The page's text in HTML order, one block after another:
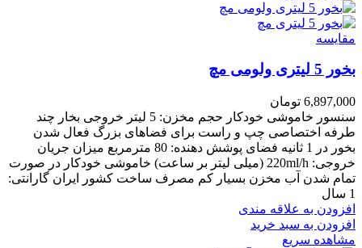
مقایسه
بخور 5 لیتری ولومی مچ
6,897,000 تومان
سنسور خاموشی خودکار حجم مخزن: 5 لیتر خروجی بخار چند
طرفه اختصاصی چپ و راست برای فضاهای بزرگ فعال شدن
بخور در 1 ثانیه فضای پوشش دهنده: 80 مترمربع میزان جریان
خروجی: 220ml/h (میلی لیتر بر ساعت) خاموشی خودکار در صورت
تمام شدن آب مخزن بسیار کم مصرف ساخت کشور ایران گارانتی:
1 سال
افزودن به علاقه مندی
افزودن به سبد خرید
مشاهده سریع